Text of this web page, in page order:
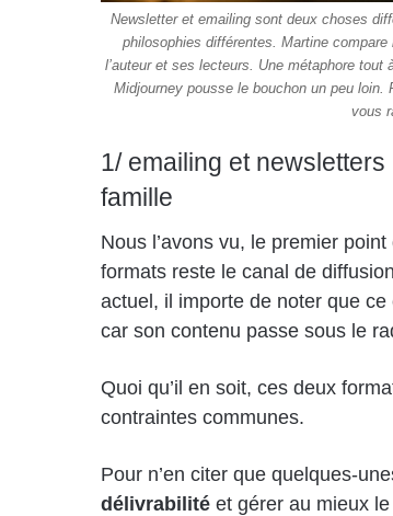
Newsletter et emailing sont deux choses
philosophies différentes. Martine
l’auteur et ses lecteurs. Une métaphore
Midjourney pousse le bouchon un peu loin.
vous
1/ emailing et
famille
Nous l’avons vu, le premier
formats reste le canal de
actuel, il importe de noter que
car son contenu passe sous le
Quoi qu’il en soit, ces deux
contraintes communes.
Pour n’en citer que quelques-
délivrabilitéet gérer au mieux